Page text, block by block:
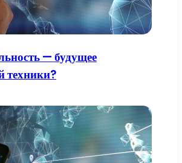
— будущее
техники?